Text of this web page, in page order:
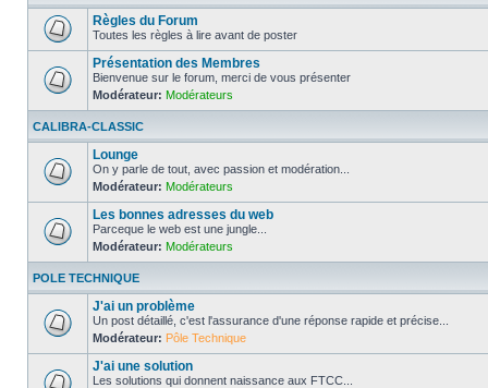
Règles du Forum
Toutes les règles à lire avant de poster
Présentation des Membres
Bienvenue sur le forum, merci de vous présenter
Modérateur: Modérateurs
CALIBRA-CLASSIC
Lounge
On y parle de tout, avec passion et modération...
Modérateur: Modérateurs
Les bonnes adresses du web
Parceque le web est une jungle...
Modérateur: Modérateurs
POLE TECHNIQUE
J'ai un problème
Un post détaillé, c'est l'assurance d'une réponse rapide et précise...
Modérateur: Pôle Technique
J'ai une solution
Les solutions qui donnent naissance aux FTCC...